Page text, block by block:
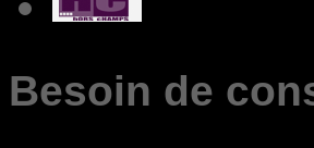
Besoin de